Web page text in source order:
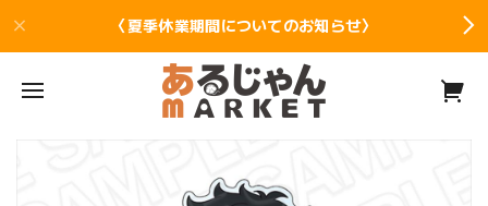
〈夏季休業期間についてのお知らせ〉